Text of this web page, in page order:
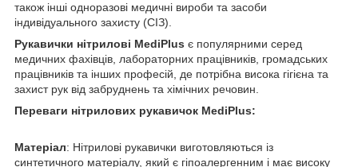
також інші одноразові медичні вироби та засоби
індивідуального захисту (СІЗ).
Рукавички нітрилові MediPlus є популярними серед
медичних фахівців, лабораторних працівників, громадських
працівників та інших професій, де потрібна висока гігієна та
захист рук від забруднень та хімічних речовин.
Переваги нітрилових рукавичок MediPlus:
Матеріал: Нітрилові рукавички виготовляються із
синтетичного матеріалу, який є гіпоалергенним і має високу